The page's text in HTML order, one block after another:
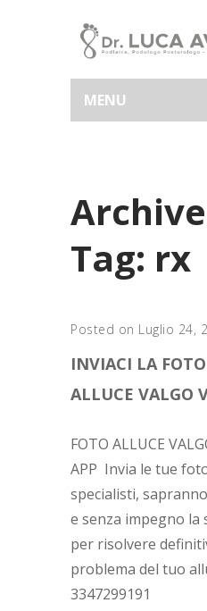
MENU
Tag: rx
Posted on Luglio 24,
INVIACI LA
ALLUCE VALGO
FOTO ALLUCE
APP Invia le tue
specialisti,
e senza impegno
per risolvere
problema del tuo
3347299191